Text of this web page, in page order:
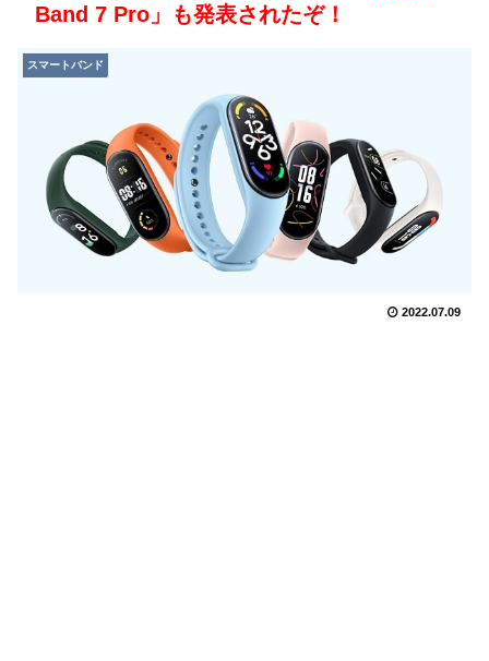
Band 7 Pro」も発表されたぞ！
スマートバンド
2022.07.09